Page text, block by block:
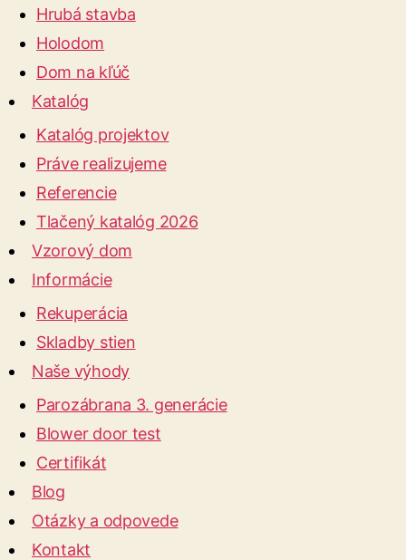
Hrubá stavba
Holodom
Dom na kľúč
Katalóg
Katalóg projektov
Práve realizujeme
Referencie
Tlačený katalóg 2026
Vzorový dom
Informácie
Rekuperácia
Skladby stien
Naše výhody
Parozábrana 3. generácie
Blower door test
Certifikát
Blog
Otázky a odpovede
Kontakt